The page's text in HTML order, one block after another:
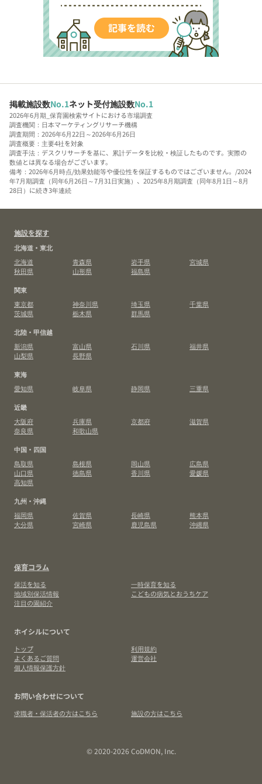
掲載施設数No.1ネット受付施設数No.1
2026年6月期_保育園検索サイトにおける市場調査
調査機関：日本マーケティングリサーチ機構
調査期間：2026年6月22日～2026年6月26日
調査概要：主要4社を対象
調査手法：デスクリサーチを基に、累計データを比較・検証したものです。実際の
数値とは異なる場合がございます。
備考：2026年6月時点/効果効能等や優位性を保証するものではございません。/2024
年7月期調査（同年6月26日～7月31日実施）、2025年8月期調査（同年8月1日～8月
28日）に続き3年連続
施設を探す
北海道・東北
北海道
青森県 岩手県
宮城県
秋田県
山形県
福島県
関東
東京都
神奈川県 埼玉県
千葉県
茨城県
栃木県
群馬県
北陸・甲信越
新潟県
富山県 石川県
福井県
山梨県
長野県
東海
愛知県
岐阜県 静岡県
三重県
近畿
大阪府
兵庫県 京都府
滋賀県
奈良県
和歌山県
中国・四国
鳥取県
島根県 岡山県
広島県
山口県
徳島県 香川県
愛媛県
高知県
九州・沖縄
福岡県
佐賀県 長崎県
熊本県
大分県
宮崎県 鹿児島県 沖縄県
保育コラム
保活を知る
一時保育を知る
地域別保活情報
こどもの病気とおうちケア
注目の園紹介
ホイシルについて
トップ
利用規約
よくあるご質問
運営会社
個人情報保護方針
お問い合わせについて
求職者・保活者の方はこちら 施設の方はこちら
© 2020-2026 CoDMON, Inc.